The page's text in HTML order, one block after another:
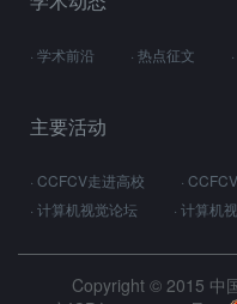
· 学术前沿 · 热点征文
主要活动
· CCFCV走进高校 ·
· 计算机视觉论坛
· 计算机
Copyright © 2015 中